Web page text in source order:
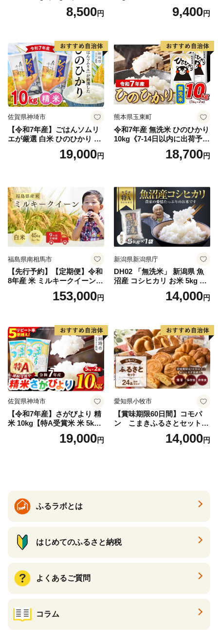
ヒカリ こしひかり お米 白米
精米 5キロ おこめ こめ コメ
野町産 Elevation
8,500円
(土日祝除く)》コメ 米 無洗米
高レビュー｜人気米 熊本県
9,400円
佐賀県神埼市
【令和7年産】ごはんソムリ
エが厳選 白米 ひのひかり 10
米 10kg 5kg×2 ひのひかり ブ
19,000円
熊本県玉東町
令和7年産 無洗米 ひのひかり
10kg《7-14日以内に出荷予定
(土日祝除く)》コメ 米 無洗米
令和7年産 高レビュー｜人気
18,700円
福島県南相馬市
【先行予約】【定期便】令和
8年産 米 ミルキークイーン
白米 45kg (5kg×9回) | ミルキ
ークイーン 米5kg 福島 福島
福島県 南相馬市 cu006-ae
153,000円
新潟県新潟県庁
DH02 「無洗米」 新潟県 魚
沼産 コシヒカリ お米 5kg こ
しひかり 精米 米（お米の美
味しい炊き方ガイド付き）
14,000円
佐賀県神埼市
【令和7年産】さがびより 精
米 10kg【特A受賞米 米 5kg×
2袋 お米 コメ こめ 国産 美味
しい ブランド米 人気 ランキ
19,000円
愛知県小牧市
【賞味期限60日間】コモパ
ン こまきふるさとセット
（24個入り）／災害用備蓄
保存食 非常食 防災グッズに
14,000円
ふるラボとは
はじめてのふるさと納税
よくあるご質問
コラム